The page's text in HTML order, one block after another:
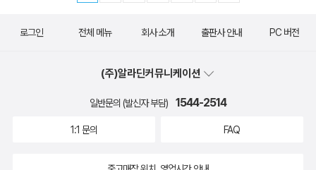
로그인 전체 메뉴 회사 소개 출판사 안내 PC 버전
(주)알라딘커뮤니케이션
일반문의 (발신자 부담) 1544-2514
1:1 문의 FAQ